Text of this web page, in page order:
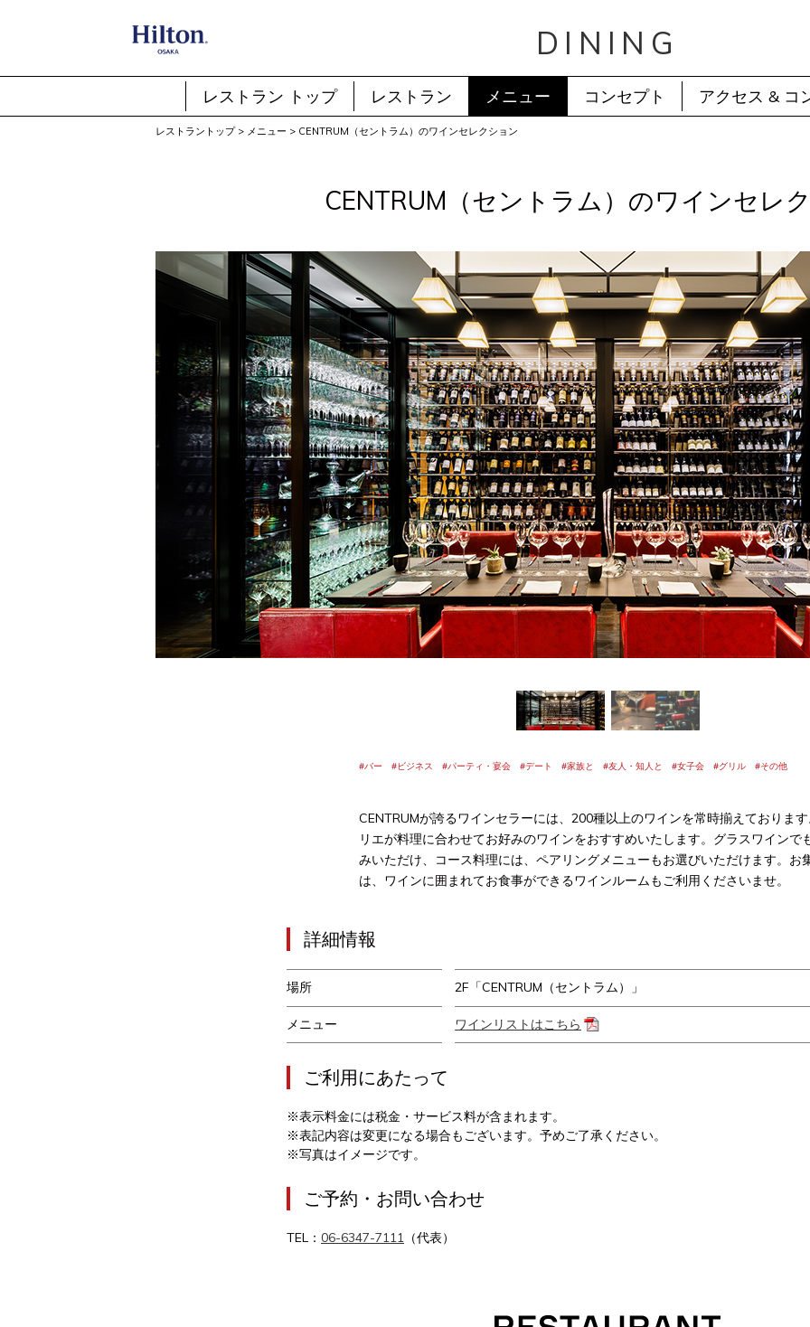
DINING
レストラン トップ レストラン メニュー コンセプト アクセス & コ
レストラントップ> メニュー > CENTRUM（セントラム）のワインセレクション
CENTRUM（セントラム）のワインセレ
#バー #ビジネス #パーティ・宴会 #デート #家族と #友人・知人と #女子会 #グリル #その他
CENTRUMが誇るワインセラーには、200種以上のワインを常時揃えておりま
リエが料理に合わせてお好みのワインをおすすめいたします。グラスワインで
みいただけ、コース料理には、ペアリングメニューもお選びいただけます。お
は、ワインに囲まれてお食事ができるワインルームもご利用くださいませ。
詳細情報
場所 2F「CENTRUM（セントラム）」
メニュー ワインリストはこちら
ご利用にあたって
※表示料金には税金・サービス料が含まれます。
※表記内容は変更になる場合もございます。予めご了承ください。
※写真はイメージです。
ご予約・お問い合わせ
TEL： 06-6347-7111 （代表）